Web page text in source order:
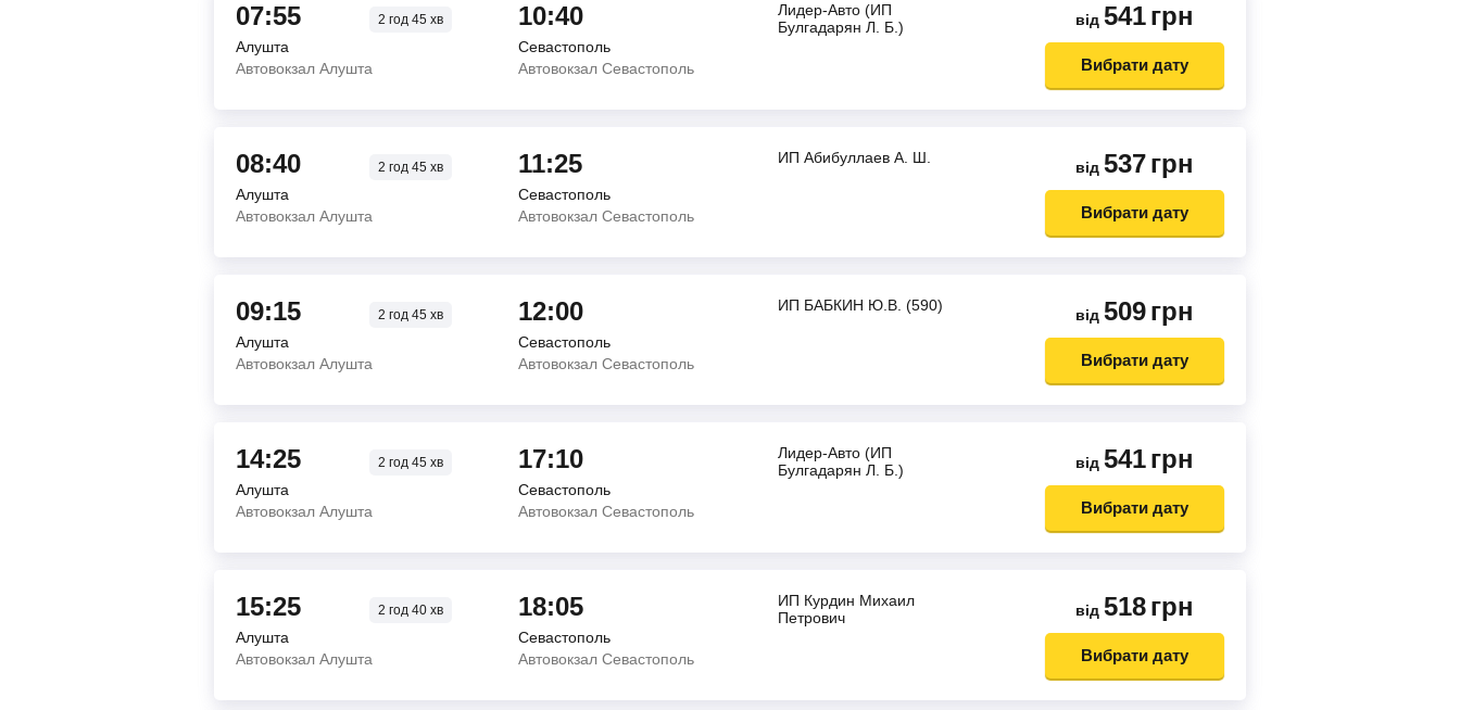
07:55 2 год45 хв
Алушта
Автовокзал Алушта
10:40
Севастополь
Автовокзал Севастополь
Лидер-Авто (ИП
Булгадарян Л. Б.)
від 541грн
Вибрати дату
08:40 2 год45 хв
Алушта
Автовокзал Алушта
11:25
Севастополь
Автовокзал Севастополь
ИП Абибуллаев А. Ш.
від 537грн
Вибрати дату
09:15 2 год45 хв
Алушта
Автовокзал Алушта
12:00
Севастополь
Автовокзал Севастополь
ИП БАБКИН Ю.В. (590)
від 509грн
Вибрати дату
14:25 2 год45 хв
Алушта
Автовокзал Алушта
17:10
Севастополь
Автовокзал Севастополь
Лидер-Авто (ИП
Булгадарян Л. Б.)
від 541грн
Вибрати дату
15:25 2 год40 хв
Алушта
Автовокзал Алушта
18:05
Севастополь
Автовокзал Севастополь
ИП Курдин Михаил
Петрович
від 518грн
Вибрати дату